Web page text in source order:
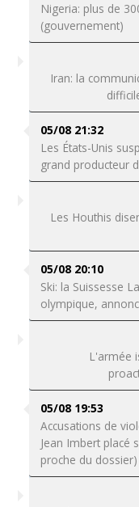
Nigeria: plus de
(gouvernement)
Iran: la
05/08 21:32
Les États-Unis
grand producteur
Les Houthis
05/08 20:10
Ski: la Suissesse
olympique,
L'armée
05/08 19:53
Accusations de
Jean Imbert placé
proche du dossier)